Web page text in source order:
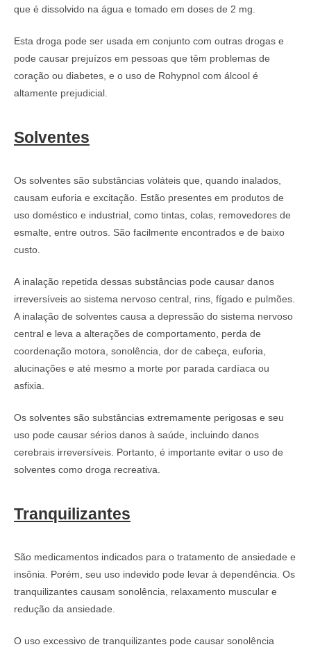
que é dissolvido na água e tomado em doses de 2 mg.
Esta droga pode ser usada em conjunto com outras drogas e
pode causar prejuízos em pessoas que têm problemas de
coração ou diabetes, e o uso de Rohypnol com álcool é
altamente prejudicial.
Solventes
Os solventes são substâncias voláteis que, quando inalados,
causam euforia e excitação. Estão presentes em produtos de
uso doméstico e industrial, como tintas, colas, removedores de
esmalte, entre outros. São facilmente encontrados e de baixo
custo.
A inalação repetida dessas substâncias pode causar danos
irreversíveis ao sistema nervoso central, rins, fígado e pulmões.
A inalação de solventes causa a depressão do sistema nervoso
central e leva a alterações de comportamento, perda de
coordenação motora, sonolência, dor de cabeça, euforia,
alucinações e até mesmo a morte por parada cardíaca ou
asfixia.
Os solventes são substâncias extremamente perigosas e seu
uso pode causar sérios danos à saúde, incluindo danos
cerebrais irreversíveis. Portanto, é importante evitar o uso de
solventes como droga recreativa.
Tranquilizantes
São medicamentos indicados para o tratamento de ansiedade e
insônia. Porém, seu uso indevido pode levar à dependência. Os
tranquilizantes causam sonolência, relaxamento muscular e
redução da ansiedade.
O uso excessivo de tranquilizantes pode causar sonolência